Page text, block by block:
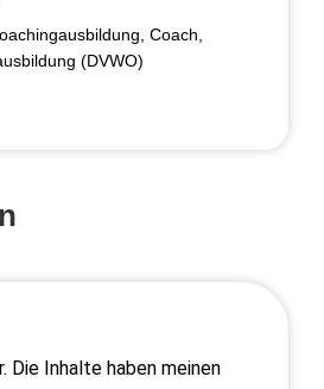
Coach,
(DVWO)
Die Inhalte haben meinen